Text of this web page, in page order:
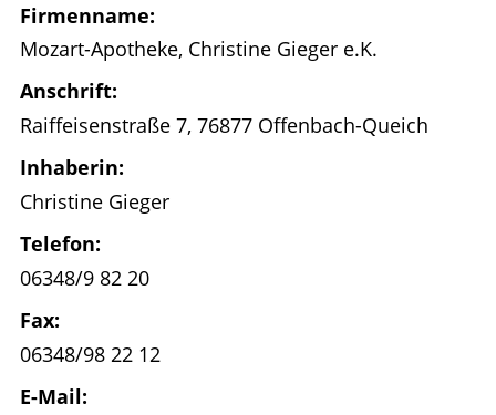
HOMÖOPATHIE
GESUND IM ALTER
Firmenname:
Mozart-Apotheke, Christine Gieger e.K.
Anschrift:
Raiffeisenstraße 7, 76877 Offenbach-Queich
Inhaberin:
Christine Gieger
Telefon:
06348/9 82 20
Fax:
06348/98 22 12
E-Mail: